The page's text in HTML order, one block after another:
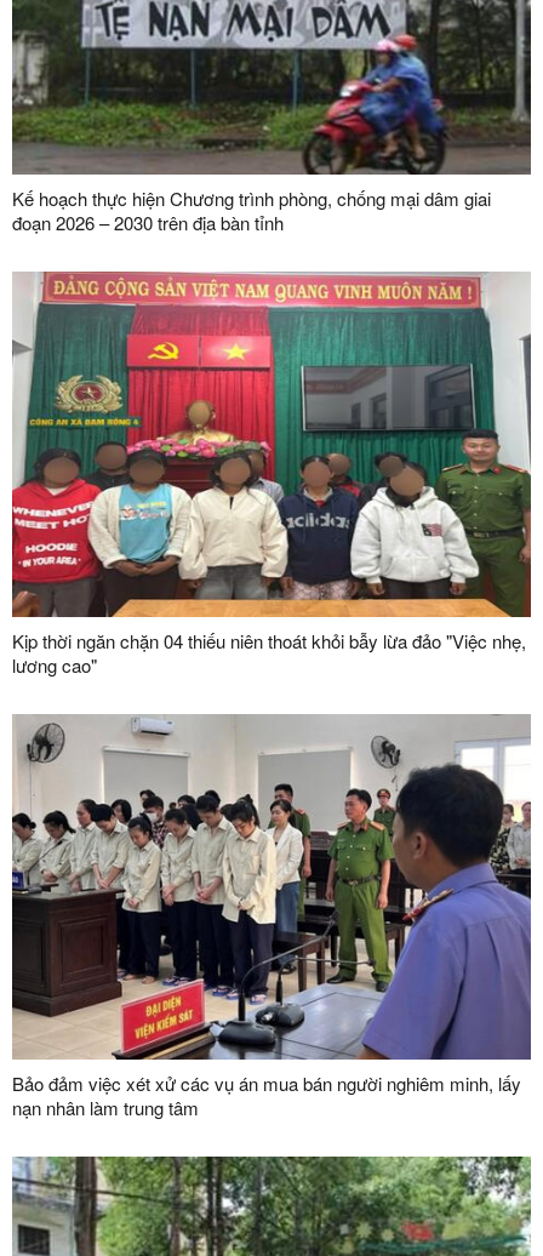
Kế hoạch thực hiện Chương trình phòng, chống mại dâm giai
đoạn 2026 – 2030 trên địa bàn tỉnh
Kịp thời ngăn chặn 04 thiếu niên thoát khỏi bẫy lừa đảo "Việc nhẹ,
lương cao"
Bảo đảm việc xét xử các vụ án mua bán người nghiêm minh, lấy
nạn nhân làm trung tâm